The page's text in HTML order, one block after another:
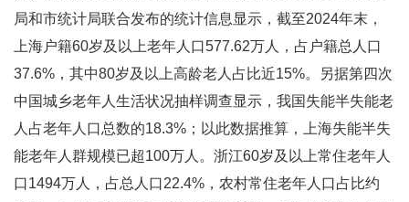
局和市统计局联合发布的统计信息显示，截至2024年末，
上海户籍60岁及以上老年人口577.62万人，占户籍总人口
37.6%，其中80岁及以上高龄老人占比近15%。另据第四次
中国城乡老年人生活状况抽样调查显示，我国失能半失能老
人占老年人口总数的18.3%；以此数据推算，上海失能半失
能老年人群规模已超100万人。浙江60岁及以上常住老年人
口1494万人，占总人口22.4%，农村常住老年人口占比约